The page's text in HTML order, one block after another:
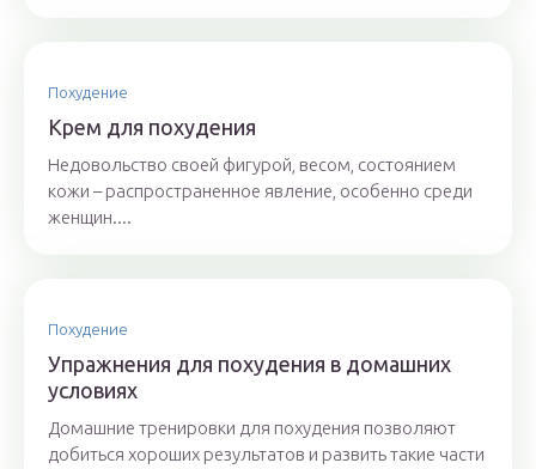
Похудение
Крем для похудения
Недовольство своей фигурой, весом, состоянием
кожи – распространенное явление, особенно среди
женщин....
Похудение
Упражнения для похудения в домашних
условиях
Домашние тренировки для похудения позволяют
добиться хороших результатов и развить такие части